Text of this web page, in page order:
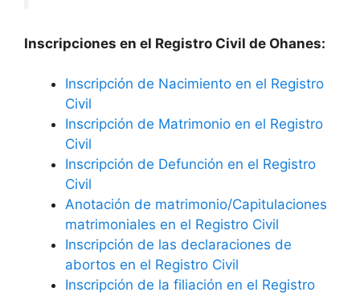
Inscripciones en el Registro Civil de Ohanes:
Inscripción de Nacimiento en el Registro
Civil
Inscripción de Matrimonio en el Registro
Civil
Inscripción de Defunción en el Registro
Civil
Anotación de matrimonio/Capitulaciones
matrimoniales en el Registro Civil
Inscripción de las declaraciones de
abortos en el Registro Civil
Inscripción de la filiación en el Registro